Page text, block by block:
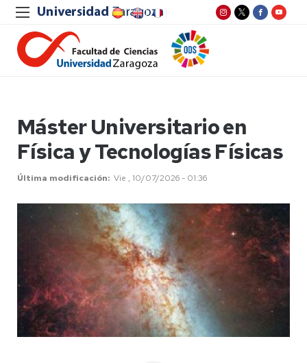
Máster Universitario en
Física y Tecnologías Físicas
Última modificación Vie , 10/07/2026 - 01:36